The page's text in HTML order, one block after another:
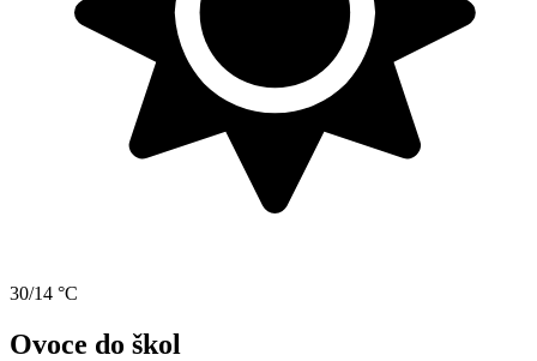
30/14 °C
Ovoce do škol